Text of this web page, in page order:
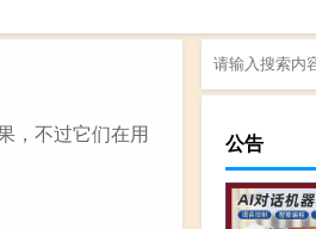
，不过它们在用
公告